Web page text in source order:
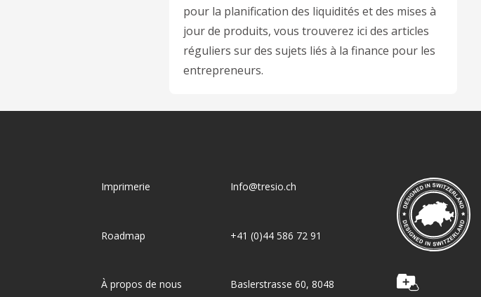
pour la planification des liquidités et des mises à
jour de produits, vous trouverez ici des articles
réguliers sur des sujets liés à la finance pour les
entrepreneurs.
Imprimerie
Roadmap
À propos de nous
Info@tresio.ch
+41 (0)44 586 72 91
Baslerstrasse 60, 8048